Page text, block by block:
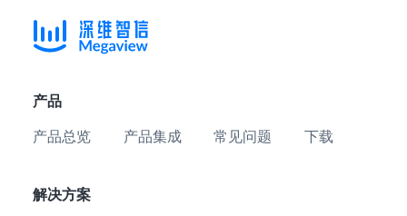
产品
产品总览 产品集成 常见问题 下载
解决方案